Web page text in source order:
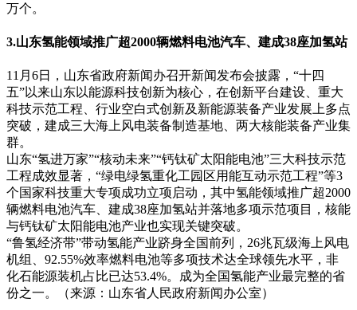
万个。
3.山东氢能领域推广超2000辆燃料电池汽车、建成38座加氢站
11月6日，山东省政府新闻办召开新闻发布会披露，“十四
五”以来山东以能源科技创新为核心，在创新平台建设、重大
科技示范工程、行业空白式创新及新能源装备产业发展上多点
突破，建成三大海上风电装备制造基地、两大核能装备产业集
群。
山东“氢进万家”“核动未来”“钙钛矿太阳能电池”三大科技示范
工程成效显著，“绿电绿氢重化工园区用能互动示范工程”等3
个国家科技重大专项成功立项启动，其中氢能领域推广超2000
辆燃料电池汽车、建成38座加氢站并落地多项示范项目，核能
与钙钛矿太阳能电池产业也实现关键突破。
“鲁氢经济带”带动氢能产业跻身全国前列，26兆瓦级海上风电
机组、92.55%效率燃料电池等多项技术达全球领先水平，非
化石能源装机占比已达53.4%。成为全国氢能产业最完整的省
份之一。（来源：山东省人民政府新闻办公室）